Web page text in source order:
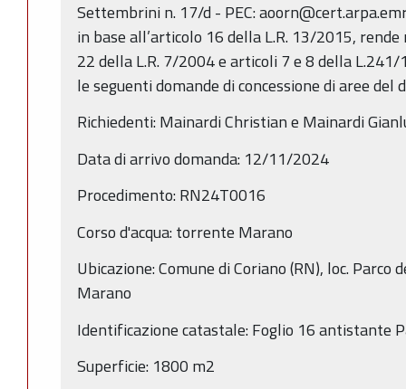
Settembrini n. 17/d - PEC:
in base all’articolo 16 della L.R. 13/2015,
22 della L.R. 7/2004 e articoli 7 e 8 della
le seguenti domande di concessione di aree del
Richiedenti: Mainardi Christian e Mainardi
Data di arrivo domanda: 12/11/2024
Procedimento: RN24T0016
Corso d'acqua: torrente Marano
Ubicazione: Comune di Coriano (RN), loc.
Marano
Identificazione catastale: Foglio 16 antistante
Superficie: 1800 m2